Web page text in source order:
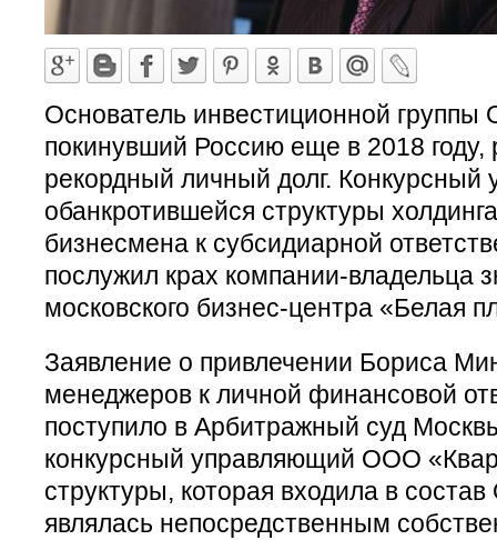
Основатель инвестиционной
покинувший Россию еще в 2018 году,
рекордный личный долг. Конкурсный
обанкротившейся структуры
бизнесмена к субсидиарной
послужил крах компании-владельца
московского бизнес-центра «Белая
Заявление о привлечении Бориса
менеджеров к личной финансовой
поступило в Арбитражный суд
конкурсный управляющий ООО
структуры, которая входила в
являлась непосредственным